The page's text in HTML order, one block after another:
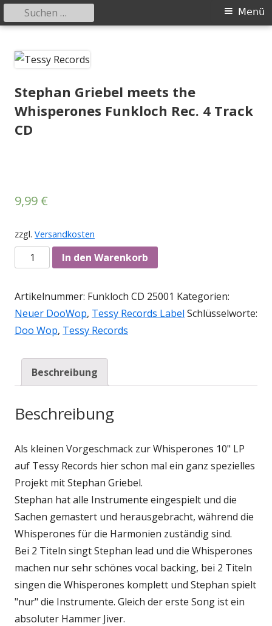
zum
Primäres
Menü
Suchen
nach:
Stephan Griebel meets the
Whisperones Funkloch Rec. 4 Track
CD
9,99 €
zzgl. Versandkosten
Anzahl In den Warenkorb
Artikelnummer: Funkloch CD 25001 Kategorien:
Neuer DooWop, Tessy Records Label Schlüsselworte:
Doo Wop, Tessy Records
Beschreibung
Beschreibung
Als kleinen Vorgeschmack zur Whisperones 10" LP
auf Tessy Records hier schon mal ein ganz spezielles
Projekt mit Stephan Griebel.
Stephan hat alle Instrumente eingespielt und die
Sachen gemastert und herausgebracht, während die
Whisperones für die Harmonien zuständig sind.
Bei 2 Titeln singt Stephan lead und die Whisperones
machen nur sehr schönes vocal backing, bei 2 Titeln
singen die Whisperones komplett und Stephan spielt
"nur" die Instrumente. Gleich der erste Song ist ein
absoluter Hammer Jiver.